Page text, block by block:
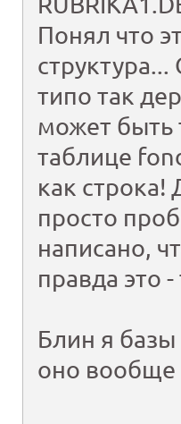
Понял что
типо так
может быть
таблице
как
просто
написано,
правда это
Блин я
оно вообще